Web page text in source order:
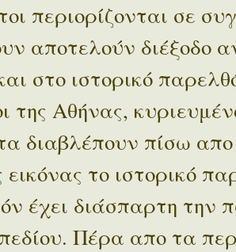
περιορίζονται σε
αποτελούν διέξοδο
στο ιστορικό
της Αθήνας,
διαβλέπουν πίσω
εικόνας το ιστορικό
έχει διάσπαρτη την
Πέρα απο τα